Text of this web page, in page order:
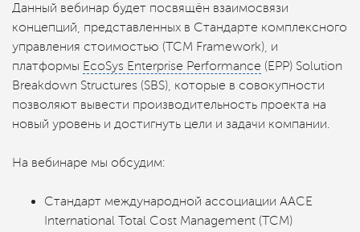
Данный вебинар будет посвящён взаимосвязи
концепций, представленных в Стандарте комплексного
управления стоимостью (TCM Framework), и
платформы EcoSys Enterprise Performance (EPP) Solution
Breakdown Structures (SBS), которые в совокупности
позволяют вывести производительность проекта на
новый уровень и достигнуть цели и задачи компании.
На вебинаре мы обсудим:
Стандарт международной ассоциации AACE
International Total Cost Management (TCM)